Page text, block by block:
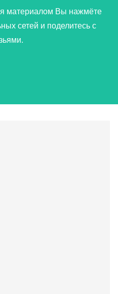
материалом Вы нажмёте
сетей и поделитесь с